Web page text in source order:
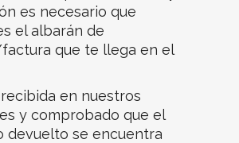
es necesario que
el albarán de
que te llega en el
en nuestros
y comprobado que el
devuelto se encuentra